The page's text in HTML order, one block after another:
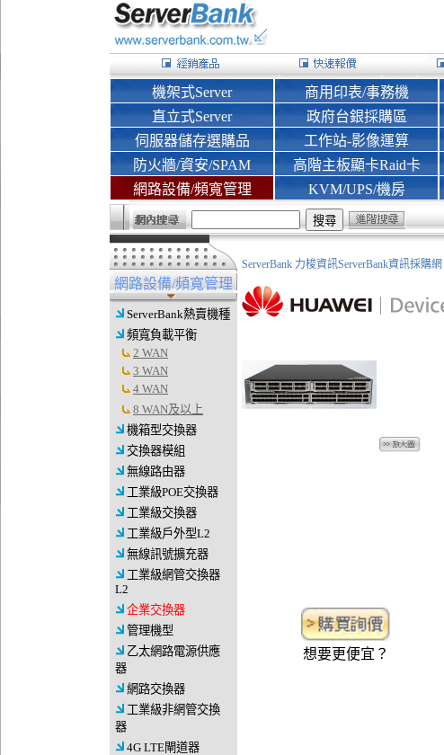
機架式Server
直立式Server
伺服器儲存選購品
防火牆/資安/SPAM
網路設備/頻寬管理
商用印表/事務機
政府台銀採購區
工作站-影像運算
高階主板顯卡Raid卡
KVM/UPS/機房
網路設備/頻寬管理
ServerBank熱賣機種
頻寬負載平衡
2 WAN
3 WAN
4 WAN
8 WAN及以上
機箱型交換器
交換器模組
無線路由器
工業級POE交換器
工業級交換器
工業級戶外型L2
無線訊號擴充器
工業級網管交換器
L2
企業交換器
管理機型
乙太網路電源供應
器
網路交換器
工業級非網管交換
器
4G LTE閘道器
ServerBank 力梭資訊ServerBank資訊採購網
想要更便宜？